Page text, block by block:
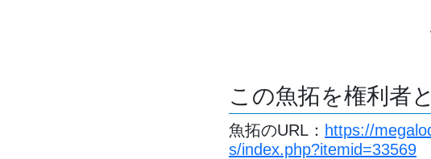
この魚拓を権利者
魚拓のURL： https://
s/index.php?itemid=33569